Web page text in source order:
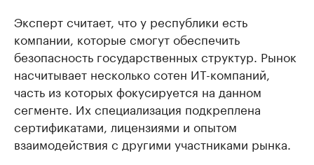
Эксперт считает, что у республики есть
компании, которые смогут обеспечить
безопасность государственных структур. Рынок
насчитывает несколько сотен ИТ-компаний,
часть из которых фокусируется на данном
сегменте. Их специализация подкреплена
сертификатами, лицензиями и опытом
взаимодействия с другими участниками рынка.